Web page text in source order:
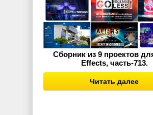
Сборник из 9 проектов
Effects, часть-713.
Читать далее